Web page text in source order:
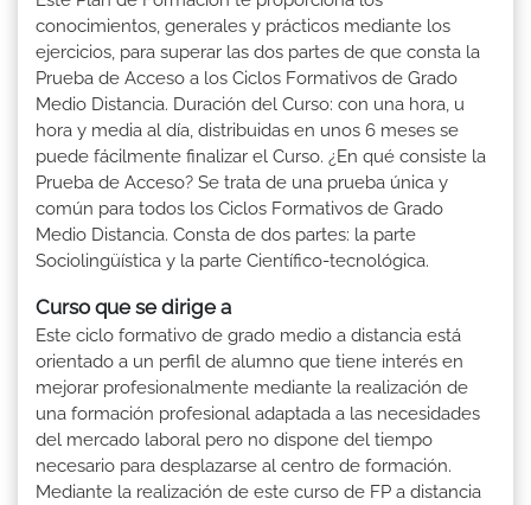
conocimientos, generales y prácticos mediante los
ejercicios, para superar las dos partes de que consta la
Prueba de Acceso a los Ciclos Formativos de Grado
Medio Distancia. Duración del Curso: con una hora, u
hora y media al día, distribuidas en unos 6 meses se
puede fácilmente finalizar el Curso. ¿En qué consiste la
Prueba de Acceso? Se trata de una prueba única y
común para todos los Ciclos Formativos de Grado
Medio Distancia. Consta de dos partes: la parte
Sociolingüística y la parte Científico-tecnológica.
Curso que se dirige a
Este ciclo formativo de grado medio a distancia está
orientado a un perfil de alumno que tiene interés en
mejorar profesionalmente mediante la realización de
una formación profesional adaptada a las necesidades
del mercado laboral pero no dispone del tiempo
necesario para desplazarse al centro de formación.
Mediante la realización de este curso de FP a distancia